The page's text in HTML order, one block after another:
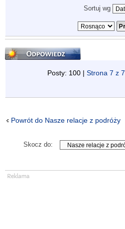
Sortuj wg
Odpowiedz
Posty: 100 | Strona 7 z 7
Powrót do Nasze relacje z podróży
Skocz do: